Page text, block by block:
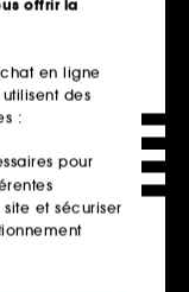
au panier
offrir la
en ligne
des
:
pour
et sécuriser
désactivés.